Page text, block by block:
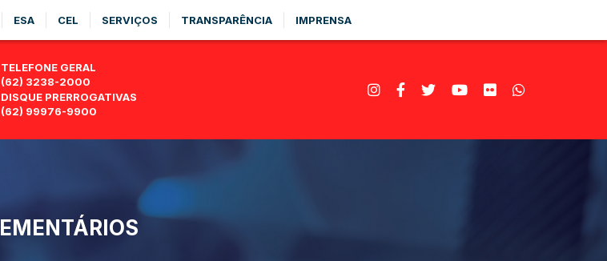
ESA CEL SERVIÇOS TRANSPARÊNCIA IMPRENSA
TELEFONE GERAL
(62) 3238-2000
DISQUE PRERROGATIVAS
(62) 99976-9900
EMENTÁRIOS